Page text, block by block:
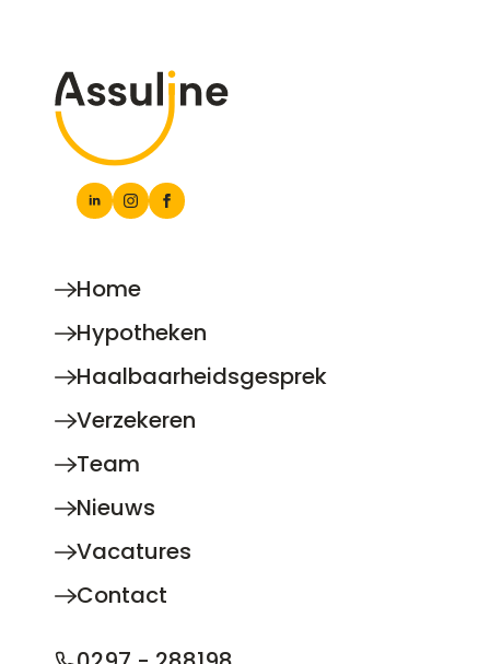
Home
Hypotheken
Haalbaarheidsgesprek
Verzekeren
Team
Nieuws
Vacatures
Contact